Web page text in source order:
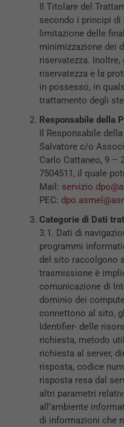
Il Titolare del
secondo i principi di
limitazione delle
minimizzazione dei
riservatezza.
riservatezza e la
in possesso, in
trattamento degli
Responsabile della
Il Responsabile
Salvatore c/o
Carlo Cattaneo, 9 –
7504511, il quale
Mail:
PEC:
Categorie di Dati
3.1. Dati di
programmi
del sito raccolgono
trasmissione è
comunicazione di
dominio dei
connettono al sito,
Identifier- delle
richiesta, metodo
richiesta al server,
risposta, codice
risposta resa dal
altri parametri
all’ambiente
di informazioni che